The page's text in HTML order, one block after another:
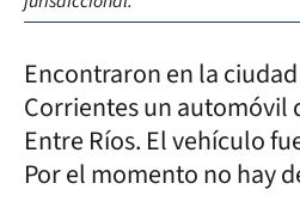
Encontraron en la
Corrientes un automóvil
Entre Ríos. El vehículo
Por el momento no hay